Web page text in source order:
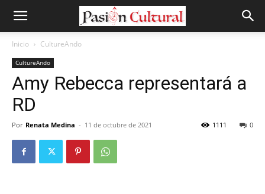
Inicio CultureAndo
CultureAndo
Amy Rebecca representará a
RD
Por Renata Medina - 11 de octubre de 2021 0
1111